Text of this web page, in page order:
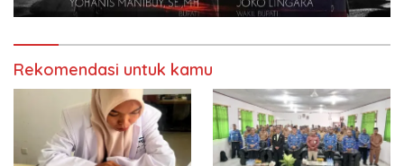
Rekomendasi untuk kamu